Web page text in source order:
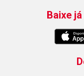
Baixe